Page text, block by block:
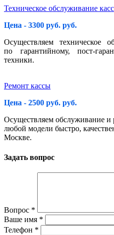
Техническое обслуживание касс
Цена - 3300 руб. руб.
Осуществляем техническое
по гарантийному, пост-
техники.
Ремонт кассы
Цена - 2500 руб. руб.
Осуществляем обслуживание и
любой модели быстро,
Москве.
Задать вопрос
Вопрос *
Ваше имя *
Телефон *